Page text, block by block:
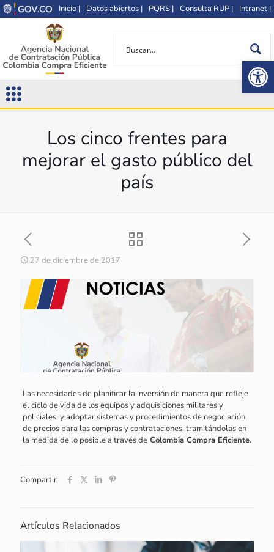
Inicio | Datos abiertos | PQRS | Consulta RUP | Intranet |
Los cinco frentes para
mejorar el gasto público del
país
27 de diciembre de 2017
Las necesidades de planificar la inversión de manera que refleje
el ciclo de vida de los equipos y adquisiciones militares y
policiales, y adoptar sistemas y procedimientos de negociación
de precios para las compras y contrataciones, tramitándolas en
la medida de lo posible a través deColombia Compra Eficiente.
Compartir
Artículos Relacionados